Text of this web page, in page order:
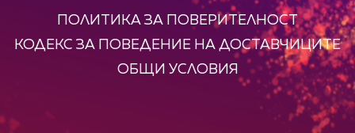
ПОЛИТИКА ЗА ПОВЕРИТЕЛНОСТ
КОДЕКС ЗА ПОВЕДЕНИЕ НА ДОСТАВЧИЦИТЕ
ОБЩИ УСЛОВИЯ